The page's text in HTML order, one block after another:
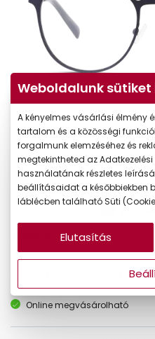
-30%
26.990
A feltűntetett ár a
Online megvásárolható
Weboldalunk sütiket
A kényelmes vásárlási élmény
tartalom és a közösségi
forgalmunk elemzéséhez és
megtekintheted az
használatának részletes
beállításaidat a későbbiekben
láblécben található Süti
Elutasítás